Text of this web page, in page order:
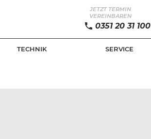
JETZT TERMIN
VEREINBAREN
0351 20 31 100
TECHNIK SERVICE